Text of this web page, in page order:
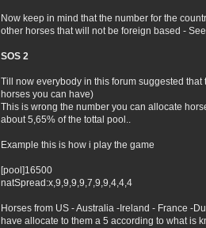
Now keep in mind that the number for the
other horses that will not be foreign based -
SOS 2
Till now everybody in this forum suggested
horses you can have)
This is wrong the number you can allocate
about 5,65% of the tottal pool..
Example this is how i play the game
[pool]16500
natSpread:x,9,9,9,9,7,9,9,4,4,4
Horses from US - Australia -Ireland - France -
have allocate to them a 5 according to what is